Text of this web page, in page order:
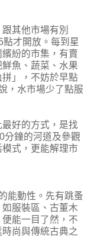
其他市場有別
才開放。每到星
紛的市集，有賣
魚、蔬菜、水果
」，不妨於早點
，水市場少了點服
好的方式，是找
分鐘的河道及參觀
式，更能解理市
能動性。先有跳蚤
服裝區、古董木
能一目了然，不
尚與傳統古典之